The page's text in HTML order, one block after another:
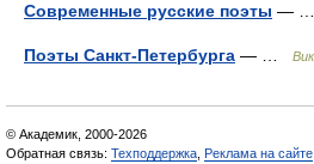
Современные русские поэты —
Поэты Санкт-Петербурга — …
© Академик, 2000-2026
Обратная связь: Техподдержка Реклама на сайте